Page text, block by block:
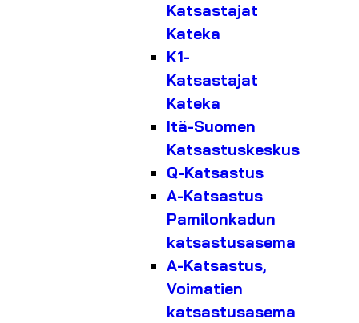
Katsastajat
Kateka
K1-
Katsastajat
Kateka
Itä-Suomen
Katsastuskeskus
Q-Katsastus
A-Katsastus
Pamilonkadun
katsastusasema
A-Katsastus,
Voimatien
katsastusasema